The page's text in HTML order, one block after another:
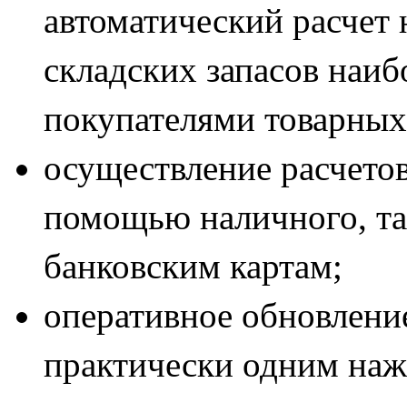
автоматический
складских запасов
покупателями
осуществление
помощью наличного,
банковским картам;
оперативное
практически одним